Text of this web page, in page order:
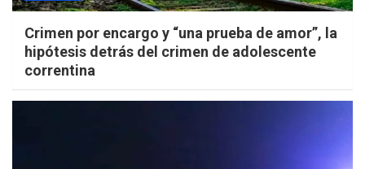
Crimen por encargo y “una prueba de amor”, la
hipótesis detrás del crimen de adolescente
correntina